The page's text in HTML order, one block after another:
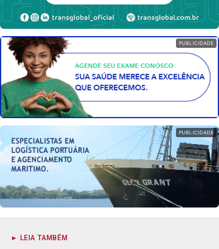
PUBLICIDADE
PUBLICIDADE
► LEIA TAMBÉM